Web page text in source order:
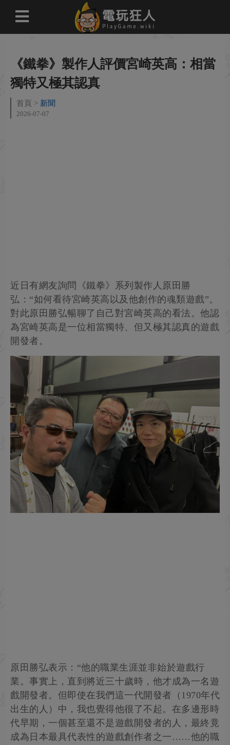
《鐵拳》製作人評價宮崎英高：相當
獨特又極其認真
首頁 新聞
2026-07-07
近日有網友詢問《鐵拳》系列製作人原田勝
弘：“如何看待宮崎英高以及他創作的魂類遊戲”。
對此原田勝弘暢聊了自己對宮崎英高的看法。他認
為宮崎英高是一位相當獨特、但又極其認真的遊戲
開發者。
原田勝弘表示：“他的職業生涯並非始於遊戲行
業。事實上，直到將近三十歲時，他才成為一名遊
戲開發者。但即使在我們這一代開發者（1970年代
出生的人）中，我也覺得他很了不起。在多邊形時
代早期，一個甚至還不是遊戲開發者的人，最終竟
成為日本最具代表性的遊戲創作者之一……他的職